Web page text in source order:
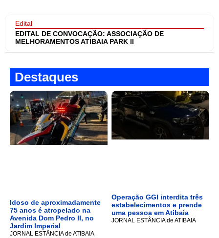
Edital
EDITAL DE CONVOCAÇÃO: ASSOCIAÇÃO DE
MELHORAMENTOS ATIBAIA PARK II
Destaques
Idoso de aproximadamente
75 anos é atropelado na
Avenida Dom Pedro II, no
Jardim Imperial
JORNAL ESTÂNCIA de ATIBAIA
Operação GGI interdita três
estabelecimentos e prende
uma pessoa em Atibaia
JORNAL ESTÂNCIA de ATIBAIA